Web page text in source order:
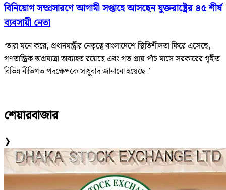
বিনিয়োগ সম্প্রসারণে আগামী সপ্তাহে আসছেন যুক্তরাষ্ট্রের ৪৫ শীর্ষ
ব্যবসায়ী নেতা
‘তারা মনে করে, প্রধানমন্ত্রীর নেতৃত্বে বাংলাদেশে স্থিতিশীলতা ফিরে এসেছে,
গণতান্ত্রিক অগ্রযাত্রা অব্যাহত রয়েছে এবং গত প্রায় পাঁচ মাসে সরকারের গৃহীত
বিভিন্ন নীতিগত পদক্ষেপকে সাধুবাদ জানানো হয়েছে।’
শেয়ারবাজার
❯